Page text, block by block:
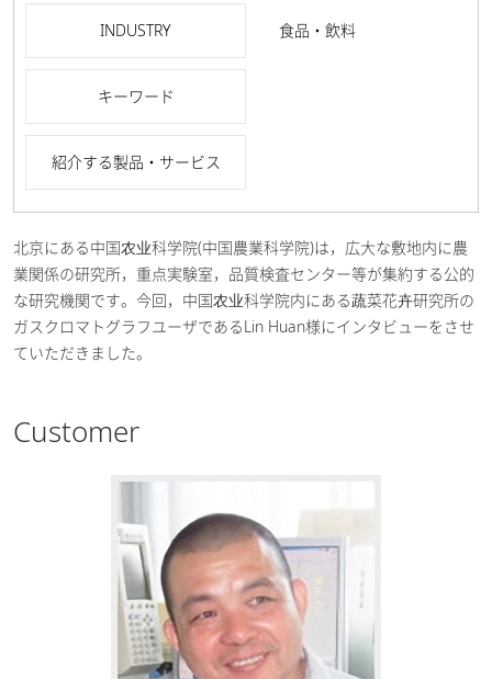
INDUSTRY 食品・飲料
キーワード
紹介する製品・サービス
北京にある中国农业科学院(中国農業科学院)は，広大な敷地内に農
業関係の研究所，重点実験室，品質検査センター等が集約する公的
な研究機関です。今回，中国农业科学院内にある蔬菜花卉研究所の
ガスクロマトグラフユーザであるLin Huan様にインタビューをさせ
ていただきました。
Customer